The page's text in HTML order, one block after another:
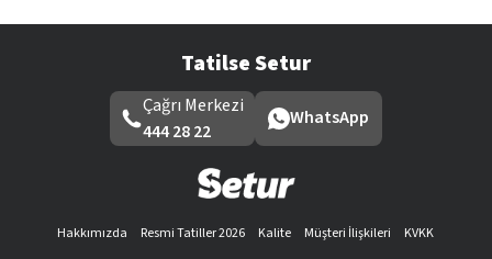
Tatilse Setur
Çağrı Merkezi
444 28 22
WhatsApp
Hakkımızda Resmi Tatiller 2026 Kalite Müşteri İlişkileri
KVKK